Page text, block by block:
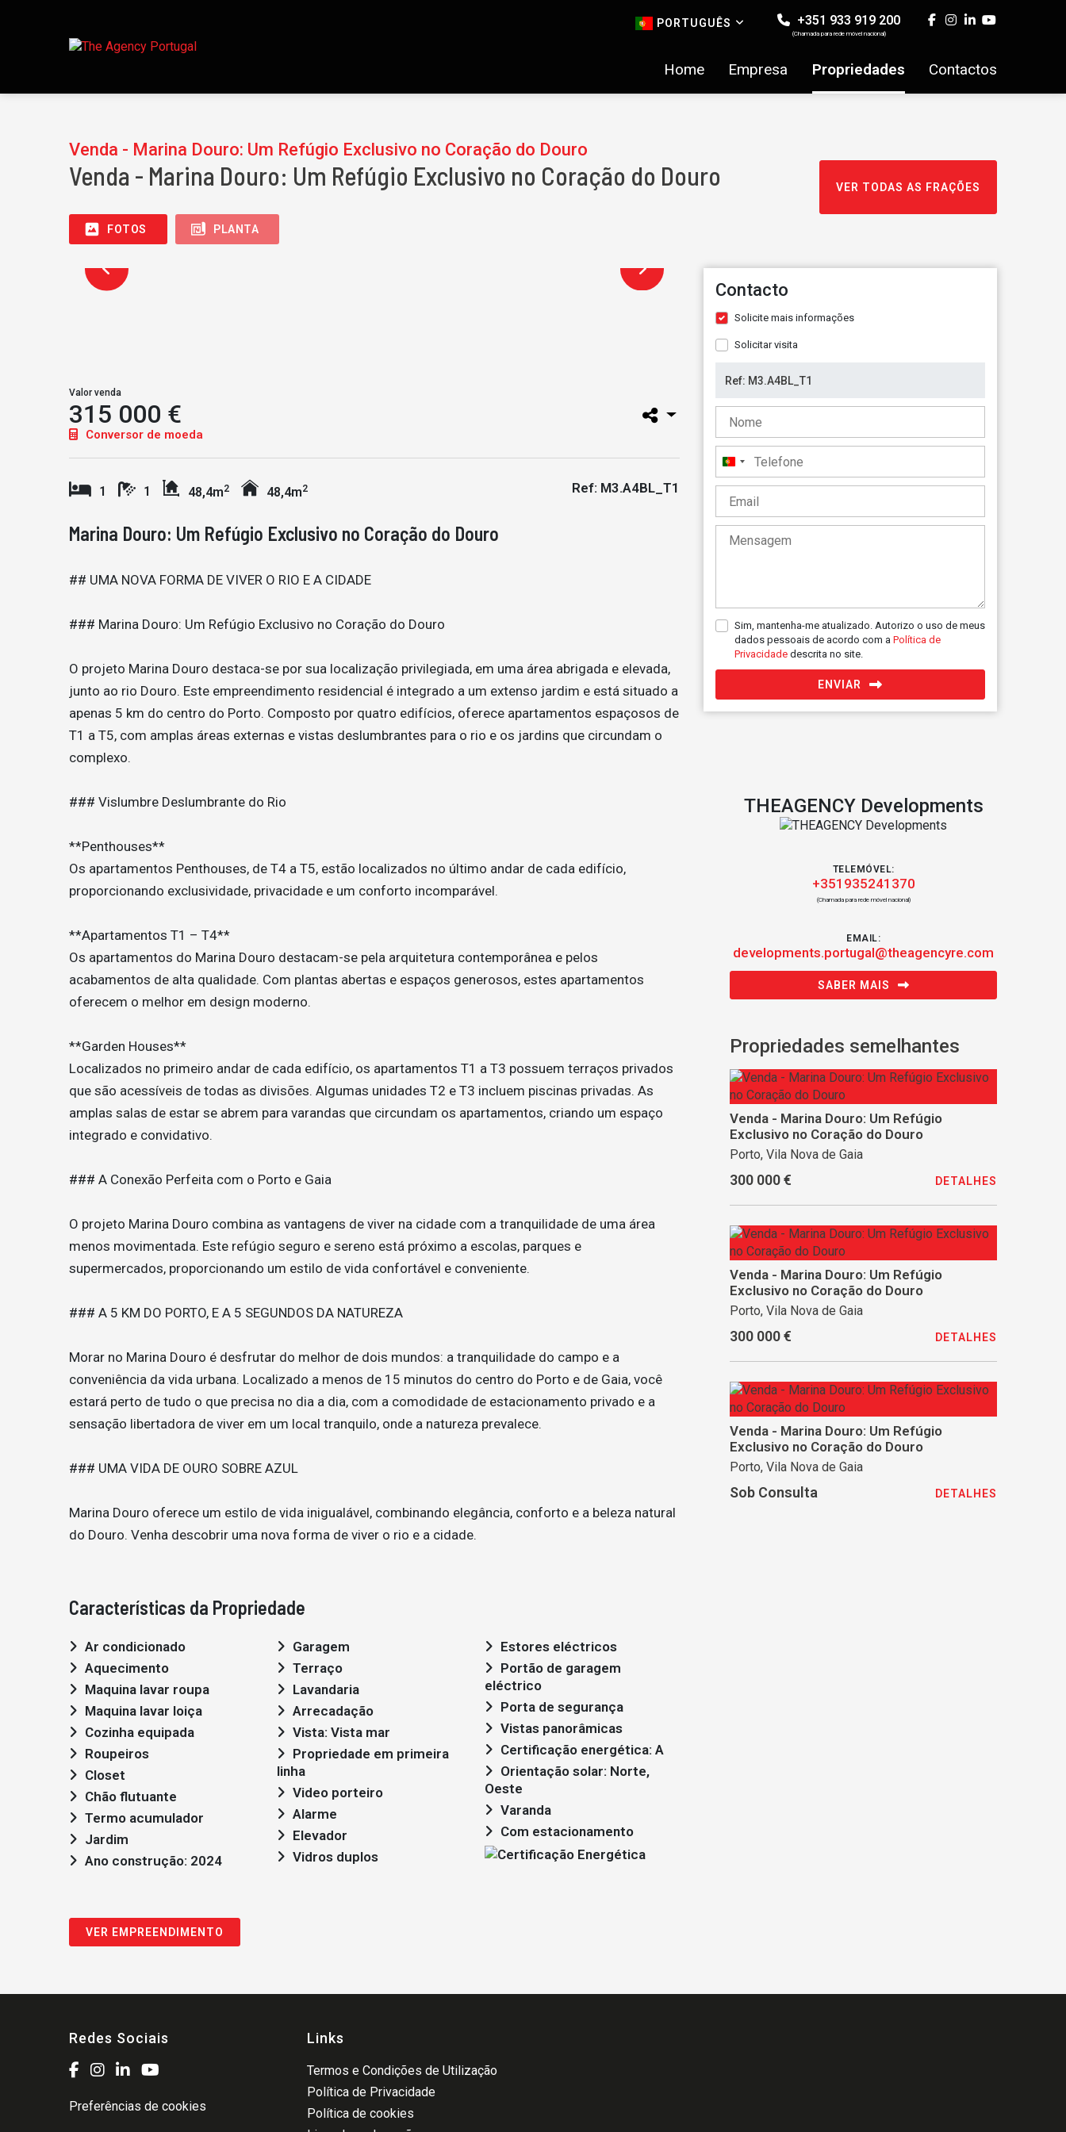
PORTUGUÊS +351 933 919 200
(Chamada para rede móvel nacional)
Home Empresa Propriedades Contactos
Venda - Marina Douro: Um Refúgio Exclusivo no Coração do Douro
Venda - Marina Douro: Um Refúgio Exclusivo no Coração do Douro VER TODAS AS FRAÇÕES
FOTOS PLANTA
Valor venda
315 000 €
Conversor de moeda
1 1 48,4m2 48,4m2 Ref: M3.A4BL_T1
Marina Douro: Um Refúgio Exclusivo no Coração do Douro
## UMA NOVA FORMA DE VIVER O RIO E A CIDADE
### Marina Douro: Um Refúgio Exclusivo no Coração do Douro
O projeto Marina Douro destaca-se por sua localização privilegiada, em uma área abrigada e elevada,
junto ao rio Douro. Este empreendimento residencial é integrado a um extenso jardim e está situado a
apenas 5 km do centro do Porto. Composto por quatro edifícios, oferece apartamentos espaçosos de
T1 a T5, com amplas áreas externas e vistas deslumbrantes para o rio e os jardins que circundam o
complexo.
### Vislumbre Deslumbrante do Rio
**Penthouses**
Os apartamentos Penthouses, de T4 a T5, estão localizados no último andar de cada edifício,
proporcionando exclusividade, privacidade e um conforto incomparável.
**Apartamentos T1 – T4**
Os apartamentos do Marina Douro destacam-se pela arquitetura contemporânea e pelos
acabamentos de alta qualidade. Com plantas abertas e espaços generosos, estes apartamentos
oferecem o melhor em design moderno.
**Garden Houses**
Localizados no primeiro andar de cada edifício, os apartamentos T1 a T3 possuem terraços privados
que são acessíveis de todas as divisões. Algumas unidades T2 e T3 incluem piscinas privadas. As
amplas salas de estar se abrem para varandas que circundam os apartamentos, criando um espaço
integrado e convidativo.
### A Conexão Perfeita com o Porto e Gaia
O projeto Marina Douro combina as vantagens de viver na cidade com a tranquilidade de uma área
menos movimentada. Este refúgio seguro e sereno está próximo a escolas, parques e
supermercados, proporcionando um estilo de vida confortável e conveniente.
### A 5 KM DO PORTO, E A 5 SEGUNDOS DA NATUREZA
Morar no Marina Douro é desfrutar do melhor de dois mundos: a tranquilidade do campo e a
conveniência da vida urbana. Localizado a menos de 15 minutos do centro do Porto e de Gaia, você
estará perto de tudo o que precisa no dia a dia, com a comodidade de estacionamento privado e a
sensação libertadora de viver em um local tranquilo, onde a natureza prevalece.
### UMA VIDA DE OURO SOBRE AZUL
Marina Douro oferece um estilo de vida inigualável, combinando elegância, conforto e a beleza natural
do Douro. Venha descobrir uma nova forma de viver o rio e a cidade.
Características da Propriedade
Ar condicionado
Aquecimento
Maquina lavar roupa
Maquina lavar loiça
Cozinha equipada
Roupeiros
Closet
Chão flutuante
Termo acumulador
Jardim
Ano construção: 2024
Garagem
Terraço
Lavandaria
Arrecadação
Vista: Vista mar
linha
Video porteiro
Alarme
Elevador
Vidros duplos
Estores eléctricos
eléctrico
Porta de segurança
Vistas panorâmicas
Certificação energética: A
Oeste
Varanda
Com estacionamento
VER EMPREENDIMENTO
Contacto
Solicite mais informações
Solicitar visita
Portugal
+351
Sim, mantenha-me atualizado. Autorizo o uso de meus
dados pessoais de acordo com a Política de
Privacidade descrita no site.
ENVIAR
THEAGENCY Developments
TELEMÓVEL:
+351935241370
(Chamada para rede móvel nacional)
EMAIL:
developments.portugal@theagencyre.com
SABER MAIS
Propriedades semelhantes
Venda - Marina Douro: Um Refúgio
Exclusivo no Coração do Douro
Porto, Vila Nova de Gaia
300 000 € DETALHES
Venda - Marina Douro: Um Refúgio
Exclusivo no Coração do Douro
Porto, Vila Nova de Gaia
300 000 € DETALHES
Venda - Marina Douro: Um Refúgio
Exclusivo no Coração do Douro
Porto, Vila Nova de Gaia
Sob Consulta DETALHES
Redes Sociais
Preferências de cookies
Links
Termos e Condições de Utilização
Política de Privacidade
Política de cookies